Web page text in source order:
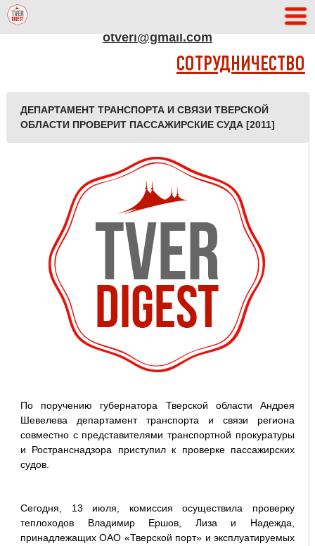
otveri@gmail.com
СОТРУДНИЧЕСТВО
ДЕПАРТАМЕНТ ТРАНСПОРТА И СВЯЗИ ТВЕРСКОЙ
ОБЛАСТИ ПРОВЕРИТ ПАССАЖИРСКИЕ СУДА [2011]
По поручению губернатора Тверской области Андрея
Шевелева департамент транспорта и связи региона
совместно с представителями транспортной прокуратуры
и Ространснадзора приступил к проверке пассажирских
судов.
Сегодня, 13 июля, комиссия осуществила проверку
теплоходов Владимир Ершов, Лиза и Надежда,
принадлежащих ОАО «Тверской порт» и эксплуатируемых